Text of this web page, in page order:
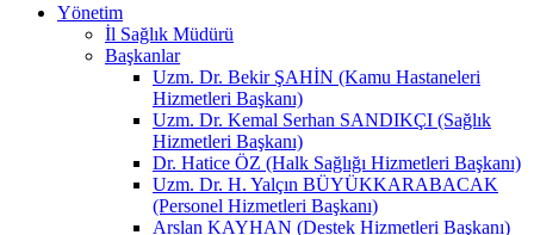
Yönetim
İl Sağlık Müdürü
Başkanlar
Uzm. Dr. Bekir ŞAHİN (Kamu Hastaneleri
Hizmetleri Başkanı)
Uzm. Dr. Kemal Serhan SANDIKÇI (Sağlık
Hizmetleri Başkanı)
Dr. Hatice ÖZ (Halk Sağlığı Hizmetleri Başkanı)
Uzm. Dr. H. Yalçın BÜYÜKKARABACAK
(Personel Hizmetleri Başkanı)
Arslan KAYHAN (Destek Hizmetleri Başkanı)